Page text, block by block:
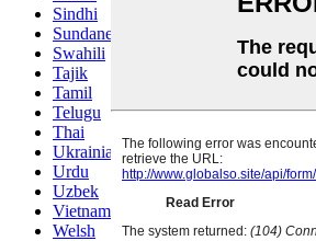
Sindhi
Sundanese
Swahili
Tajik
Tamil
Telugu
Thai
Ukrainian
Urdu
Uzbek
Vietnamese
Welsh